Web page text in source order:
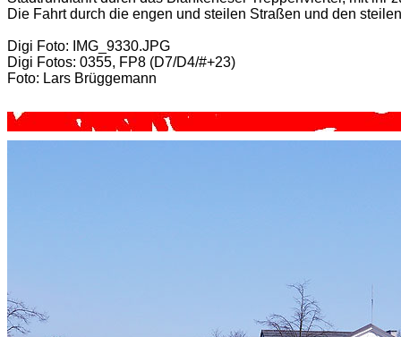
Die Fahrt durch die engen und steilen Straßen und den
Digi Foto: IMG_9330.JPG
Digi Fotos: 0355, FP8 (D7/D4/#+23)
Foto: Lars Brüggemann